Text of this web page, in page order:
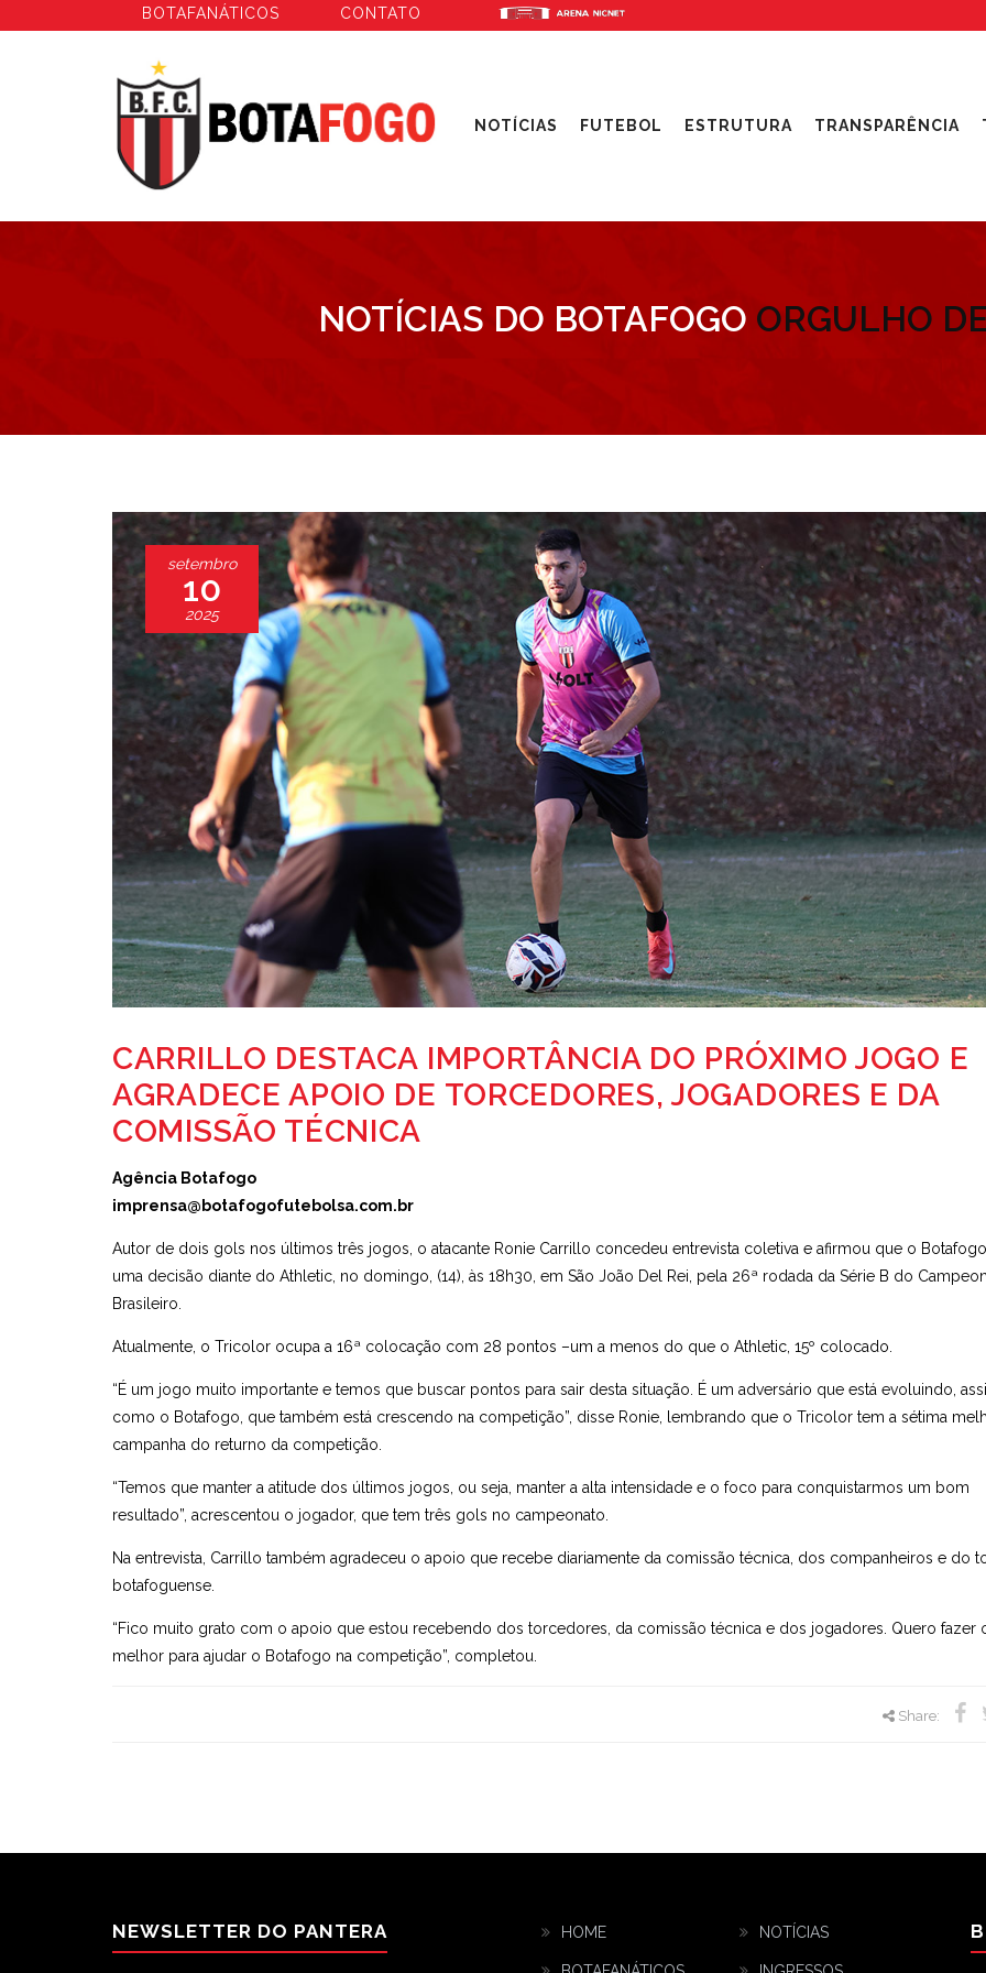
BOTAFANÁTICOS CONTATO
NOTÍCIAS FUTEBOL ESTRUTURA TRANSPARÊNCIA
NOTÍCIAS DO BOTAFOGO ORGULHO
setembro
10
2025
CARRILLO DESTACA IMPORTÂNCIA DO PRÓXIMO JOGO E
AGRADECE APOIO DE TORCEDORES, JOGADORES E DA
COMISSÃO TÉCNICA
Agência Botafogo
imprensa@botafogofutebolsa.com.br
Autor de dois gols nos últimos três jogos, o atacante Ronie Carrillo concedeu entrevista coletiva e afirmou que o
uma decisão diante do Athletic, no domingo, (14), às 18h30, em São João Del Rei, pela 26ª rodada da Série B do
Brasileiro.
Atualmente, o Tricolor ocupa a 16ª colocação com 28 pontos –um a menos do que o Athletic, 15º colocado.
“É um jogo muito importante e temos que buscar pontos para sair desta situação. É um adversário que está evoluindo,
como o Botafogo, que também está crescendo na competição”, disse Ronie, lembrando que o Tricolor tem a sétima
campanha do returno da competição.
“Temos que manter a atitude dos últimos jogos, ou seja, manter a alta intensidade e o foco para conquistarmos um bom
resultado”, acrescentou o jogador, que tem três gols no campeonato.
Na entrevista, Carrillo também agradeceu o apoio que recebe diariamente da comissão técnica, dos companheiros e do
botafoguense.
“Fico muito grato com o apoio que estou recebendo dos torcedores, da comissão técnica e dos jogadores. Quero fazer
melhor para ajudar o Botafogo na competição”, completou.
Share:
NEWSLETTER DO PANTERA HOME NOTÍCIAS